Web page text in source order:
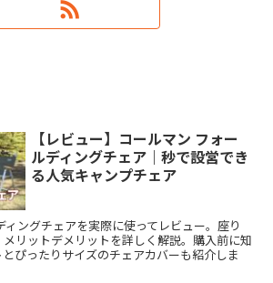
【レビュー】コールマン フォー
ルディングチェア｜秒で設営でき
る人気キャンプチェア
ィングチェアを実際に使ってレビュー。座り
リットデメリットを詳しく解説。購入前に知
ぴったりサイズのチェアカバーも紹介しま